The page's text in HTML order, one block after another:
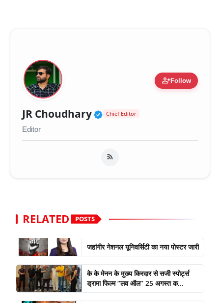
person_addFollow
JR Choudhary Verified Public Figure
Chief Editor
Editor
RELATED POSTS
जहांगीर नेशनल यूनिवर्सिटी का नया पोस्टर जारी
के के मेनन के मुख्य किरदार से सजी स्पोर्ट्स
ड्रामा फिल्म “लव ऑल” 25 अगस्त क...